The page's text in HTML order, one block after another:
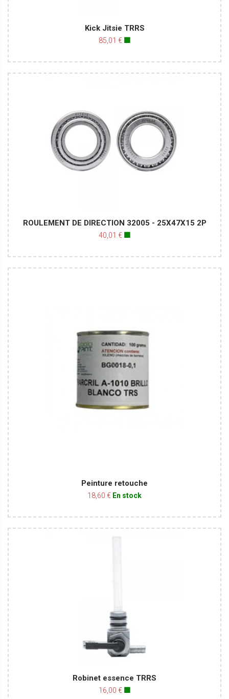
Kick Jitsie TRRS
85,01 €
ROULEMENT DE DIRECTION 32005 - 25X47X15 2P
40,01 €
Peinture retouche
18,60 € En stock
Robinet essence TRRS
16,00 €